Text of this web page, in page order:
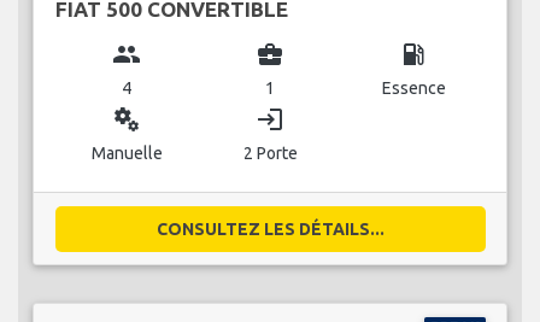
FIAT 500 CONVERTIBLE
group
4
business_center
1
local_gas_station
Essence
miscellaneous_services
Manuelle
login
2 Porte
CONSULTEZ LES DÉTAILS...